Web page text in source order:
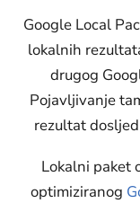
Google Local
lokalnih
drugog
Pojavljivanje
rezultat
Lokalni paket
optimiziranog